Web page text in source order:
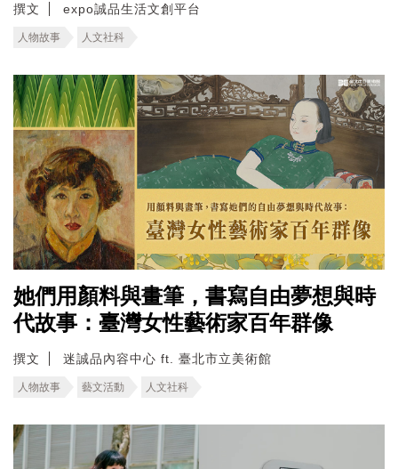
撰文 expo誠品生活文創平台
人物故事 人文社科
她們用顏料與畫筆，書寫自由夢想與時
代故事：臺灣女性藝術家百年群像
撰文 迷誠品內容中心 ft. 臺北市立美術館
人物故事 藝文活動 人文社科